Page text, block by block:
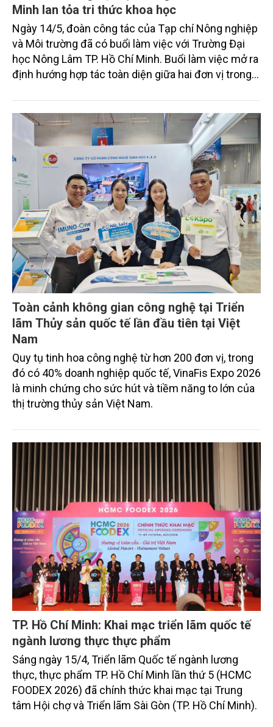
Minh lan tỏa tri thức khoa học
Ngày 14/5, đoàn công tác của Tạp chí Nông nghiệp
và Môi trường đã có buổi làm việc với Trường Đại
học Nông Lâm TP. Hồ Chí Minh. Buổi làm việc mở ra
định hướng hợp tác toàn diện giữa hai đơn vị trong
kết nối thực tiễn ngành nông nghiệp - môi trường,
hướng tới lan tỏa các giá trị khoa học, công nghệ và
phát triển nền nông nghiệp hiện đại, bền vững.
Toàn cảnh không gian công nghệ tại Triển
lãm Thủy sản quốc tế lần đầu tiên tại Việt
Nam
Quy tụ tinh hoa công nghệ từ hơn 200 đơn vị, trong
đó có 40% doanh nghiệp quốc tế, VinaFis Expo 2026
là minh chứng cho sức hút và tiềm năng to lớn của
thị trường thủy sản Việt Nam.
TP. Hồ Chí Minh: Khai mạc triển lãm quốc tế
ngành lương thực thực phẩm
Sáng ngày 15/4, Triển lãm Quốc tế ngành lương
thực, thực phẩm TP. Hồ Chí Minh lần thứ 5 (HCMC
FOODEX 2026) đã chính thức khai mạc tại Trung
tâm Hội chợ và Triển lãm Sài Gòn (TP. Hồ Chí Minh).